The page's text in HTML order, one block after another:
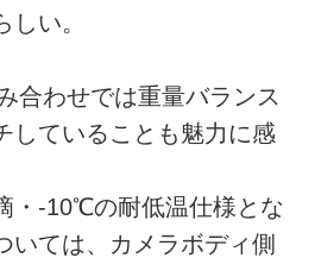
しい。
合わせでは重量バランス
していることも魅力に感
・-10℃の耐低温仕様とな
いては、カメラボディ側